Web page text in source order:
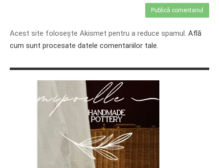
Acest site folosește Akismet pentru a reduce spamul. Află
cum sunt procesate datele comentariilor tale.